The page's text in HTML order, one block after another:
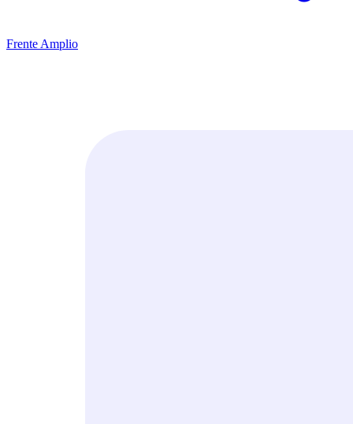
Frente Amplio